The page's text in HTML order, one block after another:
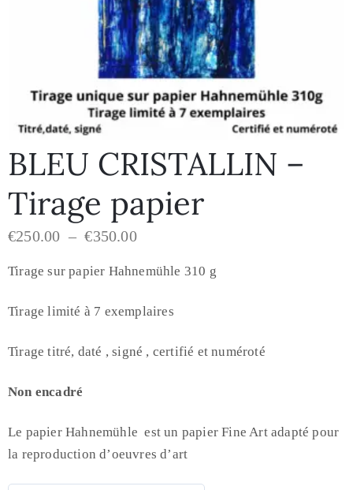
BLEU CRISTALLIN –
Tirage papier
€250.00 – €350.00
Tirage sur papier Hahnemühle 310 g
Tirage limité à 7 exemplaires
Tirage titré, daté , signé , certifié et numéroté
Non encadré
Le papier Hahnemühle est un papier Fine Art adapté pour
la reproduction d’oeuvres d’art